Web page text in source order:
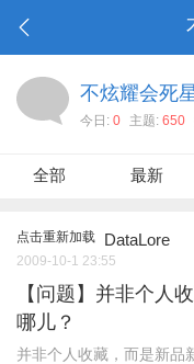
不炫耀会死
今日: 0 主题: 650
全部 最新
点击重新加载 DataLore
2009-10-1 23:55
【问题】并非个人
哪儿？
并非个人收藏，而是新品